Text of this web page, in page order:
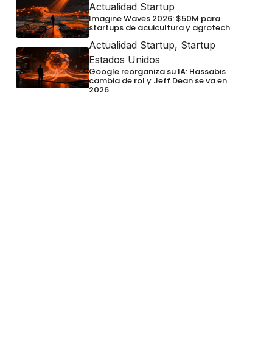
Actualidad Startup
Imagine Waves 2026: $50M para
startups de acuicultura y agrotech
Actualidad Startup, Startup
Estados Unidos
Google reorganiza su IA: Hassabis
cambia de rol y Jeff Dean se va en
2026